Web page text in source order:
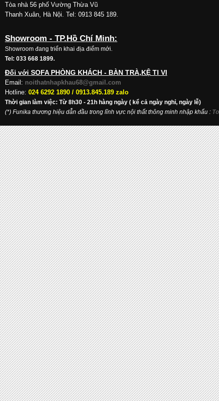
Tòa nhà 56 phố Vường Thừa Vũ
Thanh Xuân, Hà Nội. Tel: 0913 845 189.
Showroom - TP.Hồ Chí Minh:
Showroom đang triển khai địa điểm mới.
Tel: 033 668 1899.
Đối với SOFA PHÒNG KHÁCH - BÀN TRÀ,KỆ TI VI
Email: noithatnhapkhau68@gmail.com
Hotline: 024 6292 1890 / 0913.845.189 zalo
Thời gian làm việc: Từ 8h30 - 21h hàng ngày ( kể cả ngày nghỉ, ngày lễ)
(*) Funika thương hiệu dẫn đầu trong lĩnh vực nội thất thông minh nhập khẩu :